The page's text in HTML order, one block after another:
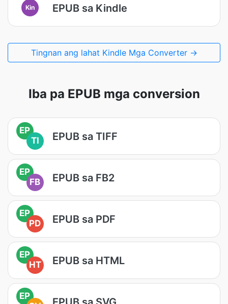
Kin EPUB sa Kindle
Tingnan ang lahat Kindle Mga Converter →
Iba pa EPUB mga conversion
EP
TI
EPUB sa TIFF
EP
FB
EPUB sa FB2
EP
PD
EPUB sa PDF
EP
HT
EPUB sa HTML
EP